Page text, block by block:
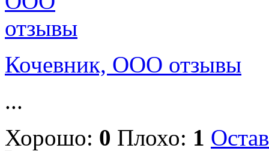
Кочевник, ООО отзывы
...
Хорошо: 0 Плохо: 1